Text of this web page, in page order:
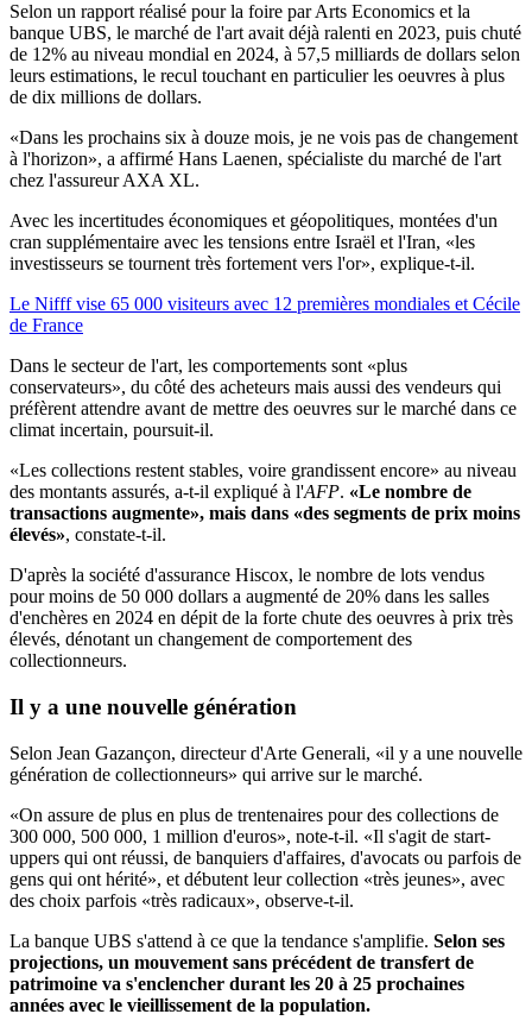
Selon un rapport réalisé pour la foire par Arts Economics et la
banque UBS, le marché de l'art avait déjà ralenti en 2023, puis chuté
de 12% au niveau mondial en 2024, à 57,5 milliards de dollars selon
leurs estimations, le recul touchant en particulier les oeuvres à plus
de dix millions de dollars.
«Dans les prochains six à douze mois, je ne vois pas de changement
à l'horizon», a affirmé Hans Laenen, spécialiste du marché de l'art
chez l'assureur AXA XL.
Avec les incertitudes économiques et géopolitiques, montées d'un
cran supplémentaire avec les tensions entre Israël et l'Iran, «les
investisseurs se tournent très fortement vers l'or», explique-t-il.
Le Nifff vise 65 000 visiteurs avec 12 premières mondiales et Cécile
de France
Dans le secteur de l'art, les comportements sont «plus
conservateurs», du côté des acheteurs mais aussi des vendeurs qui
préfèrent attendre avant de mettre des oeuvres sur le marché dans ce
climat incertain, poursuit-il.
«Les collections restent stables, voire grandissent encore» au niveau
des montants assurés, a-t-il expliqué à l'AFP. «Le nombre de
transactions augmente», mais dans «des segments de prix moins
élevés», constate-t-il.
D'après la société d'assurance Hiscox, le nombre de lots vendus
pour moins de 50 000 dollars a augmenté de 20% dans les salles
d'enchères en 2024 en dépit de la forte chute des oeuvres à prix très
élevés, dénotant un changement de comportement des
collectionneurs.
Il y a une nouvelle génération
Selon Jean Gazançon, directeur d'Arte Generali, «il y a une nouvelle
génération de collectionneurs» qui arrive sur le marché.
«On assure de plus en plus de trentenaires pour des collections de
300 000, 500 000, 1 million d'euros», note-t-il. «Il s'agit de start-
uppers qui ont réussi, de banquiers d'affaires, d'avocats ou parfois de
gens qui ont hérité», et débutent leur collection «très jeunes», avec
des choix parfois «très radicaux», observe-t-il.
La banque UBS s'attend à ce que la tendance s'amplifie. Selon ses
projections, un mouvement sans précédent de transfert de
patrimoine va s'enclencher durant les 20 à 25 prochaines
années avec le vieillissement de la population.